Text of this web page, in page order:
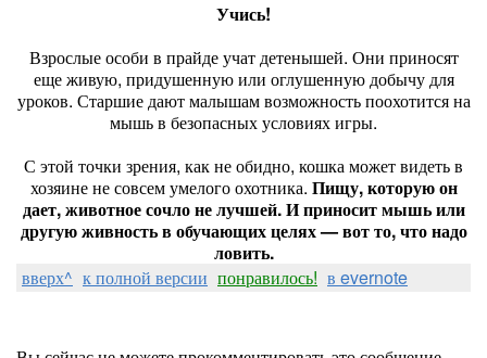
Учись!
Взрослые особи в прайде учат детенышей. Они приносят
еще живую, придушенную или оглушенную добычу для
уроков. Старшие дают малышам возможность поохотится на
мышь в безопасных условиях игры.
С этой точки зрения, как не обидно, кошка может видеть в
хозяине не совсем умелого охотника. Пищу, которую он
дает, животное сочло не лучшей. И приносит мышь или
другую живность в обучающих целях — вот то, что надо
ловить.
вверх^ к полной версии понравилось! в evernote